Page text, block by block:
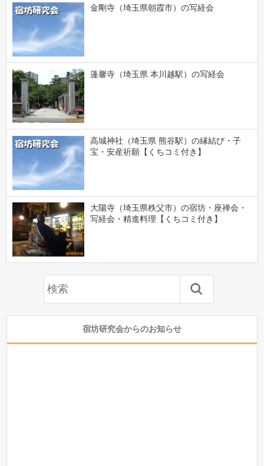
金剛寺（埼玉県朝霞市）の写経会
蓮馨寺（埼玉県 本川越駅）の写経会
高城神社（埼玉県 熊谷駅）の縁結び・子
宝・安産祈願【くちコミ付き】
大陽寺（埼玉県秩父市）の宿坊・座禅会・
写経会・精進料理【くちコミ付き】
宿坊研究会からのお知らせ